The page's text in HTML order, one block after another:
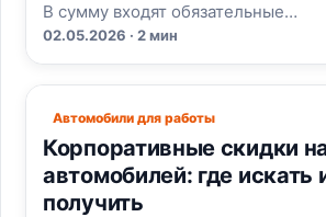
В сумму входят обязательные…
02.05.2026 · 2 мин
Автомобили для работы
Корпоративные скидки
автомобилей: где искать
получить